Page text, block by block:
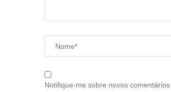
Notifique-me sobre novos